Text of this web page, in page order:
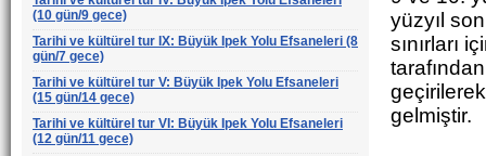
(10 gün/9 gece)
Tarihi ve kültürel tur IX: Büyük Ipek Yolu Efsaneleri (8
gün/7 gece)
Tarihi ve kültürel tur V: Büyük Ipek Yolu Efsaneleri
(15 gün/14 gece)
Tarihi ve kültürel tur VI: Büyük Ipek Yolu Efsaneleri
(12 gün/11 gece)
yüzyıl
sınırları
gelmiştir.